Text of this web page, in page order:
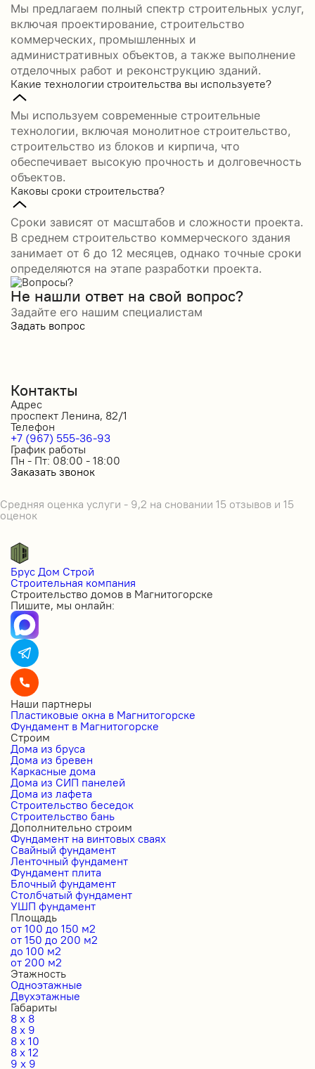
Мы предлагаем полный спектр строительных услуг,
включая проектирование, строительство
коммерческих, промышленных и
административных объектов, а также выполнение
отделочных работ и реконструкцию зданий.
Какие технологии строительства вы используете?
Мы используем современные строительные
технологии, включая монолитное строительство,
строительство из блоков и кирпича, что
обеспечивает высокую прочность и долговечность
объектов.
Каковы сроки строительства?
Сроки зависят от масштабов и сложности проекта.
В среднем строительство коммерческого здания
занимает от 6 до 12 месяцев, однако точные сроки
определяются на этапе разработки проекта.
Не нашли ответ на свой вопрос?
Задайте его нашим специалистам
Задать вопрос
Контакты
Адрес
проспект Ленина, 82/1
Телефон
+7 (967) 555-36-93
График работы
Пн - Пт: 08:00 - 18:00
Заказать звонок
Средняя оценка услуги - 9,2 на сновании 15 отзывов и 15
оценок
Брус Дом Строй
Строительная компания
Строительство домов в Магнитогорске
Пишите, мы онлайн:
Наши партнеры
Пластиковые окна в Магнитогорске
Фундамент в Магнитогорске
Строим
Дома из бруса
Дома из бревен
Каркасные дома
Дома из СИП панелей
Дома из лафета
Строительство беседок
Строительство бань
Дополнительно строим
Фундамент на винтовых сваях
Свайный фундамент
Ленточный фундамент
Фундамент плита
Блочный фундамент
Столбчатый фундамент
УШП фундамент
Площадь
от 100 до 150 м2
от 150 до 200 м2
до 100 м2
от 200 м2
Этажность
Одноэтажные
Двухэтажные
Габариты
8 x 8
8 x 9
8 x 10
8 x 12
9 x 9